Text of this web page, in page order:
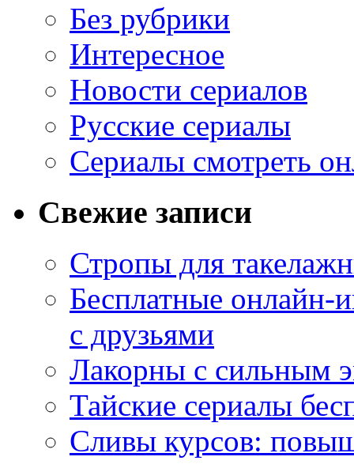
Без рубрики
Интересное
Новости сериалов
Русские сериалы
Сериалы смотреть
Свежие записи
Стропы для
Бесплатные
с друзьями
Лакорны с сильным
Тайские сериалы
Сливы курсов: